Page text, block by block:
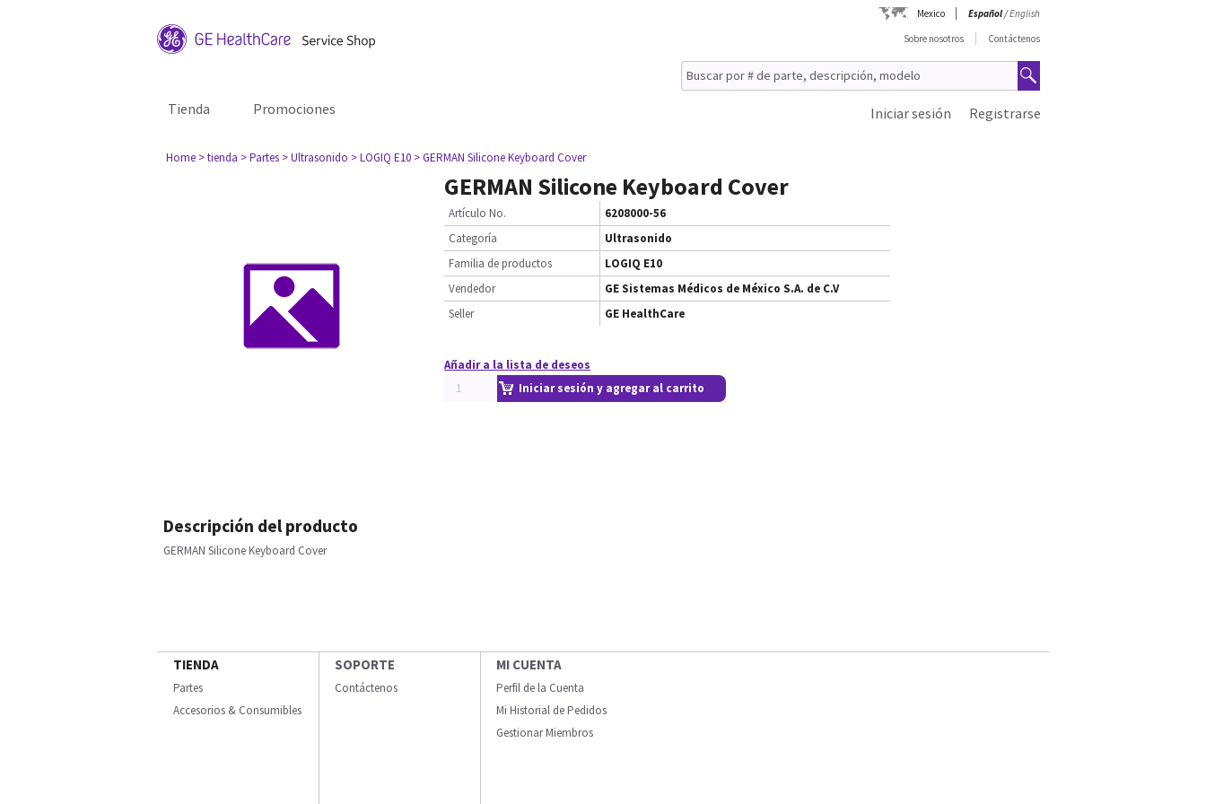
Mexico Español/English
Sobre nosotros
Contáctenos
Tienda Promociones Registrarse
Iniciar sesión
Home > tienda > Partes > Ultrasonido > LOGIQ E10 > GERMAN Silicone Keyboard Cover
GERMAN Silicone Keyboard Cover
Artículo No.
6208000-56
Categoría
Ultrasonido
Familia de productos
LOGIQ E10
Vendedor
GE Sistemas Médicos de México S.A. de C.V
Seller
GE HealthCare
Añadir a la lista de deseos
Iniciar sesión y agregar al carrito
Descripción del producto
GERMAN Silicone Keyboard Cover
TIENDA
Partes
Accesorios & Consumibles
SOPORTE
Contáctenos
MI CUENTA
Perfil de la Cuenta
Mi Historial de Pedidos
Gestionar Miembros